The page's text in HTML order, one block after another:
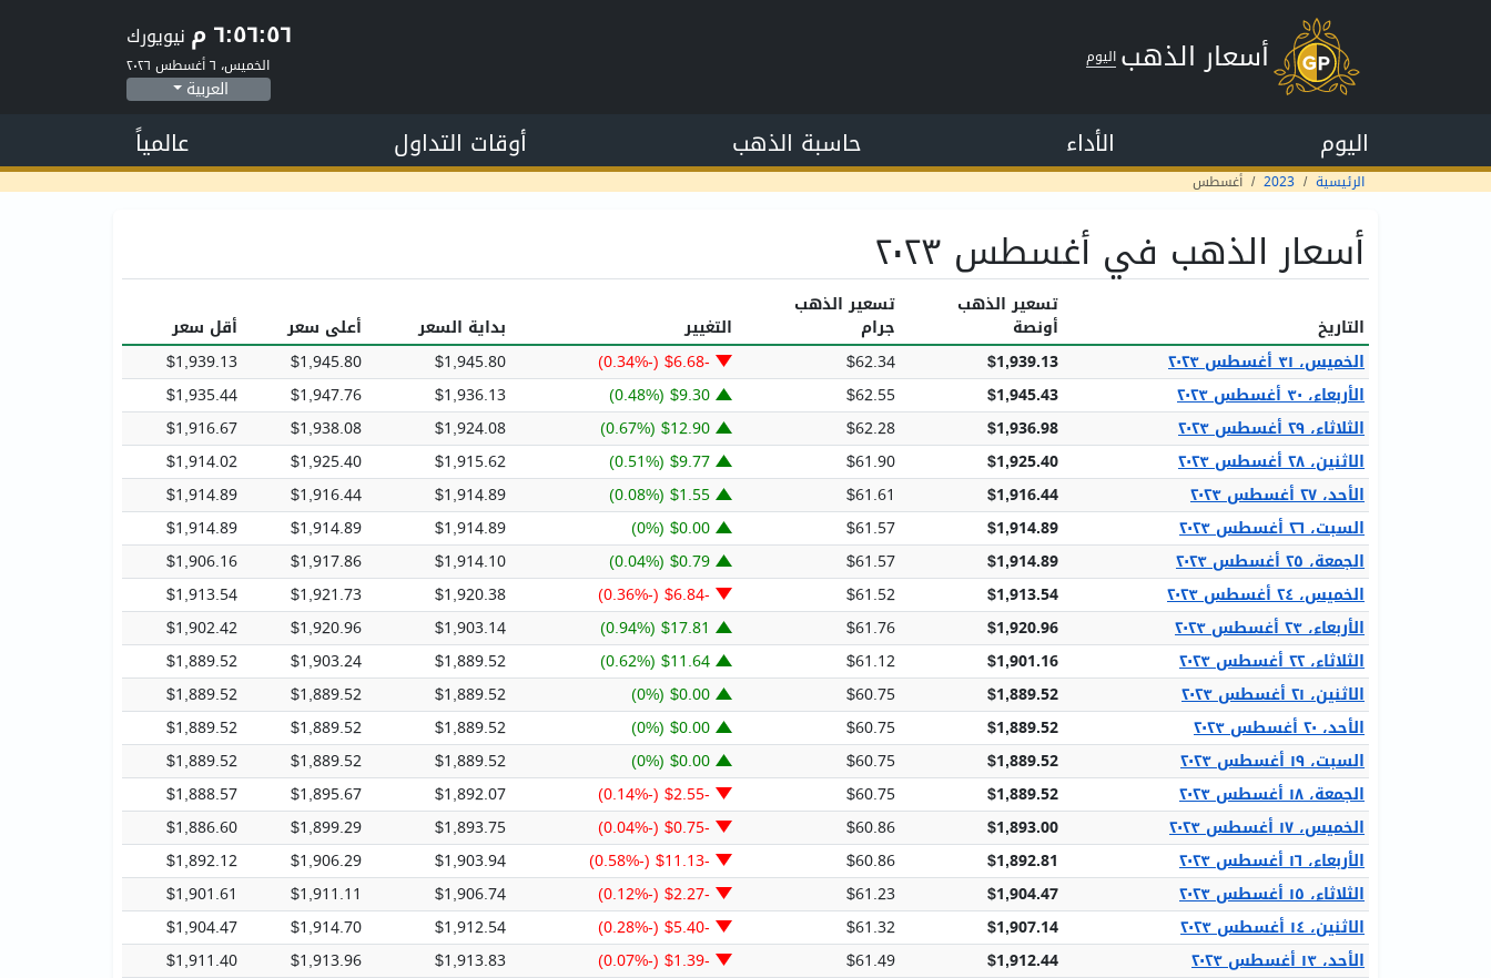
أسعار الذهب اليوم
٦:٥٦:٥٧ م نيويورك
الخميس، ٦ أغسطس ٢٠٢٦
العربية
اليوم الأداء حاسبة الذهب أوقات التداول عالمياً
الرئيسية 2023 أغسطس
أسعار الذهب في أغسطس ٢٠٢٣
التاريخ
تسعير الذهب
أونصة
تسعير الذهب
جرام التغيير بداية السعر أعلى سعر
أقل سعر
الخميس، ٣١ أغسطس ٢٠٢٣
$1,939.13
$62.34
-$6.68 (-0.34%)
$1,945.80
$1,945.80
$1,939.13
الأربعاء، ٣٠ أغسطس ٢٠٢٣
$1,945.43
$62.55
$1,936.13
$1,947.76
$1,935.44
الثلاثاء، ٢٩ أغسطس ٢٠٢٣
$1,936.98
$62.28
$1,924.08
$1,938.08
$1,916.67
الاثنين، ٢٨ أغسطس ٢٠٢٣
$1,925.40
$61.90
$1,915.62
$1,925.40
$1,914.02
الأحد، ٢٧ أغسطس ٢٠٢٣
$1,916.44
$61.61
$1,914.89
$1,916.44
$1,914.89
السبت، ٢٦ أغسطس ٢٠٢٣
$1,914.89
$61.57
$1,914.89
$1,914.89
$1,914.89
الجمعة، ٢٥ أغسطس ٢٠٢٣
$1,914.89
$61.57
$1,914.10
$1,917.86
$1,906.16
الخميس، ٢٤ أغسطس ٢٠٢٣
$1,913.54
$61.52
-$6.84 (-0.36%)
$1,920.38
$1,921.73
$1,913.54
الأربعاء، ٢٣ أغسطس ٢٠٢٣
$1,920.96
$61.76
$1,903.14
$1,920.96
$1,902.42
الثلاثاء، ٢٢ أغسطس ٢٠٢٣
$1,901.16
$61.12
$1,889.52
$1,903.24
$1,889.52
الاثنين، ٢١ أغسطس ٢٠٢٣
$1,889.52
$60.75
$1,889.52
$1,889.52
$1,889.52
الأحد، ٢٠ أغسطس ٢٠٢٣
$1,889.52
$60.75
$1,889.52
$1,889.52
$1,889.52
السبت، ١٩ أغسطس ٢٠٢٣
$1,889.52
$60.75
$1,889.52
$1,889.52
$1,889.52
الجمعة، ١٨ أغسطس ٢٠٢٣
$1,889.52
$60.75
-$2.55 (-0.14%)
$1,892.07
$1,895.67
$1,888.57
الخميس، ١٧ أغسطس ٢٠٢٣
$1,893.00
$60.86
-$0.75 (-0.04%)
$1,893.75
$1,899.29
$1,886.60
الأربعاء، ١٦ أغسطس ٢٠٢٣
$1,892.81
$60.86
-$11.13 (-0.58%)
$1,903.94
$1,906.29
$1,892.12
الثلاثاء، ١٥ أغسطس ٢٠٢٣
$1,904.47
$61.23
-$2.27 (-0.12%)
$1,906.74
$1,911.11
$1,901.61
الاثنين، ١٤ أغسطس ٢٠٢٣
$1,907.14
$61.32
-$5.40 (-0.28%)
$1,912.54
$1,914.70
$1,904.47
الأحد، ١٣ أغسطس ٢٠٢٣
$1,912.44
$61.49
-$1.39 (-0.07%)
$1,913.83
$1,913.96
$1,911.40